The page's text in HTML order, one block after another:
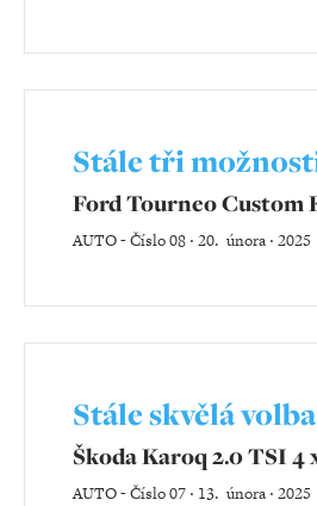
Stále tři
Ford Tourneo Custom
AUTO-Číslo 08 ‧ 20. února ‧ 2025
Stále skvělá volba
Škoda Karoq 2.0 TSI 4
AUTO-Číslo 07 ‧ 13. února ‧ 2025